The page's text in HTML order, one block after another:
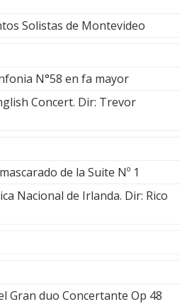
Solistas de Montevideo
N°58 en fa mayor
Concert. Dir: Trevor
de la Suite Nº 1
Nacional de Irlanda. Dir: Rico
Gran duo Concertante Op 48